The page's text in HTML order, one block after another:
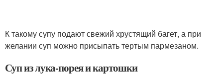
К такому супу подают свежий хрустящий багет, а при
желании суп можно присыпать тертым пармезаном.
Суп из лука-порея и картошки